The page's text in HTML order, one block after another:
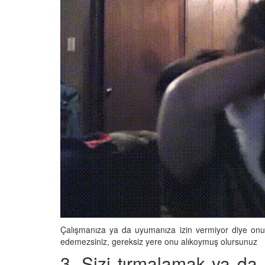
Çalışmanıza ya da uyumanıza izin vermiyor diye
edemezsiniz, gereksiz yere onu alıkoymuş olursunuz